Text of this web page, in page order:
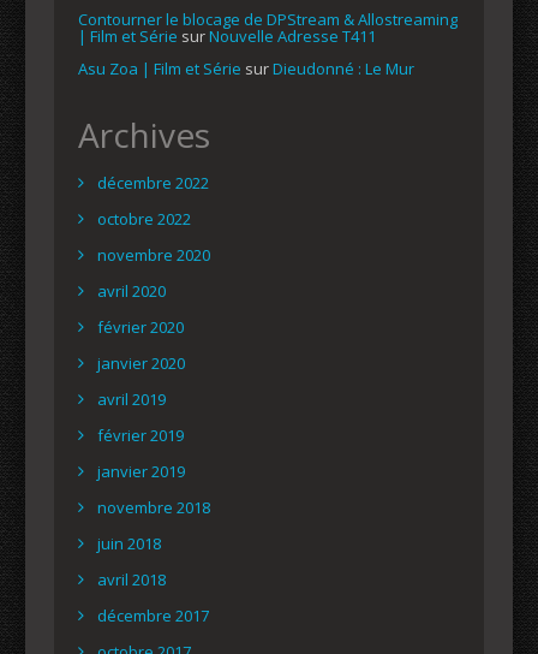
Contourner le blocage de DPStream & Allostreaming
| Film et Série surNouvelle Adresse T411
Asu Zoa | Film et Série surDieudonné : Le Mur
Archives
décembre 2022
octobre 2022
novembre 2020
avril 2020
février 2020
janvier 2020
avril 2019
février 2019
janvier 2019
novembre 2018
juin 2018
avril 2018
décembre 2017